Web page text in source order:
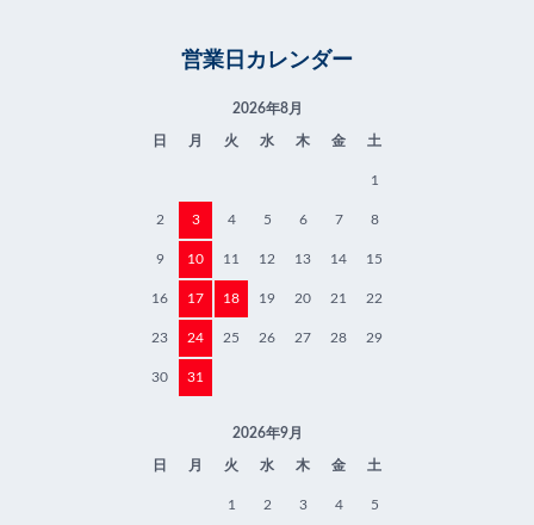
営業日カレンダー
2026年8月
日 月 火 水 木 金 土
1
2 3 4 5 6 7 8
9 10 11 12 13 14 15
16 17 18 19 20 21 22
23 24 25 26 27 28 29
30 31
2026年9月
日 月 火 水 木 金 土
1 2 3 4 5